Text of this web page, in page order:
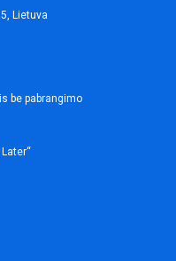
Lietuva
be pabrangimo